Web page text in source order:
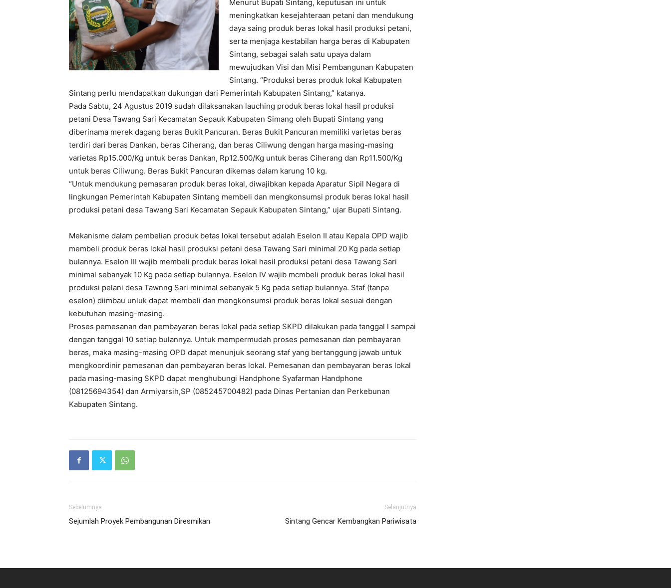
Menurut Bupati Sintang, keputusan ini untuk
meningkatkan kesejahteraan petani dan mendukung
daya saing produk beras lokal hasil produksi petani,
serta menjaga kestabilan harga beras di Kabupaten
Sintang, sebagai salah satu upaya dalam
mewujudkan Visi dan Misi Pembangunan Kabupaten
Sintang. “Produksi beras produk lokal Kabupaten
Sintang perlu mendapatkan dukungan dari Pemerintah Kabupaten Sintang,” katanya.
Pada Sabtu, 24 Agustus 2019 sudah dilaksanakan lauching produk beras lokal hasil produksi
petani Desa Tawang Sari Kecamatan Sepauk Kabupaten Simang oleh Bupati Sintang yang
diberinama merek dagang beras Bukit Pancuran. Beras Bukit Pancuran memiliki varietas beras
terdiri dari beras Dankan, beras Ciherang, dan beras Ciliwung dengan harga masing-masing
varietas Rp15.000/Kg untuk beras Dankan, Rp12.500/Kg untuk beras Ciherang dan Rp11.500/Kg
untuk beras Ciliwung. Beras Bukit Pancuran dikemas dalam karung 10 kg.
“Untuk mendukung pemasaran produk beras lokal, diwajibkan kepada Aparatur Sipil Negara di
lingkungan Pemerintah Kabupaten Sintang membeli dan mengkonsumsi produk beras lokal hasil
produksi petani desa Tawang Sari Kecamatan Sepauk Kabupaten Sintang,” ujar Bupati Sintang.
Mekanisme dalam pembelian produk betas lokal tersebut adalah Eselon II atau Kepala OPD wajib
membeli produk beras lokal hasil produksi petani desa Tawang Sari minimal 20 Kg pada setiap
bulannya. Eselon III wajib membeli produk beras lokal hasil produksi petani desa Tawang Sari
minimal sebanyak 10 Kg pada setiap bulannya. Eselon IV wajib mcmbeli produk beras lokal hasil
produksi pelani desa Tawnng Sari minimal sebanyak 5 Kg pada setiap bulannya. Staf (tanpa
eselon) diimbau unluk dapat membeli dan mengkonsumsi produk beras lokal sesuai dengan
kebutuhan masing-masing.
Proses pemesanan dan pembayaran beras lokal pada setiap SKPD dilakukan pada tanggal l sampai
dengan tanggal 10 setiap bulannya. Untuk mempermudah proses pemesanan dan pembayaran
beras, maka masing-masing OPD dapat menunjuk seorang staf yang bertanggung jawab untuk
mengkoordinir pemesanan dan pembayaran beras lokal. Pemesanan dan pembayaran beras lokal
pada masing-masing SKPD dapat menghubungi Handphone Syafarman Handphone
(08125694354) dan Armiyarsih,SP (085245700482) pada Dinas Pertanian dan Perkebunan
Kabupaten Sintang.
Sebelumnya
Sejumlah Proyek Pembangunan Diresmikan
Selanjutnya
Sintang Gencar Kembangkan Pariwisata